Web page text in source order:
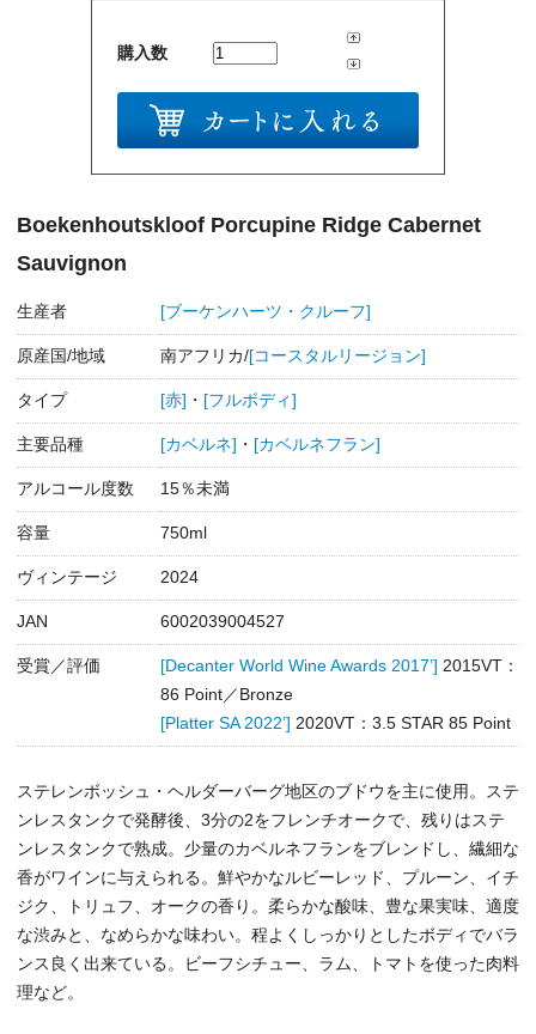
購入数
Boekenhoutskloof Porcupine Ridge Cabernet
Sauvignon
生産者 [ブーケンハーツ・クルーフ]
原産国/地域 南アフリカ/[コースタルリージョン]
タイプ [赤] ・ [フルボディ]
主要品種 [カベルネ] ・ [カベルネフラン]
アルコール度数 15％未満
容量 750ml
ヴィンテージ 2024
JAN 6002039004527
受賞／評価 [Decanter World Wine Awards 2017’] 2015VT：
86 Point／Bronze
[Platter SA 2022’] 2020VT：3.5 STAR 85 Point
ステレンボッシュ・ヘルダーバーグ地区のブドウを主に使用。ステ
ンレスタンクで発酵後、3分の2をフレンチオークで、残りはステ
ンレスタンクで熟成。少量のカベルネフランをブレンドし、繊細な
香がワインに与えられる。鮮やかなルビーレッド、プルーン、イチ
ジク、トリュフ、オークの香り。柔らかな酸味、豊な果実味、適度
な渋みと、なめらかな味わい。程よくしっかりとしたボディでバラ
ンス良く出来ている。ビーフシチュー、ラム、トマトを使った肉料
理など。